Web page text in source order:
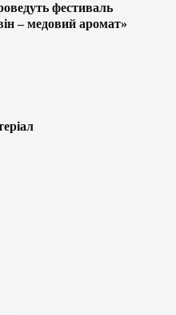
фестиваль
– медовий аромат»